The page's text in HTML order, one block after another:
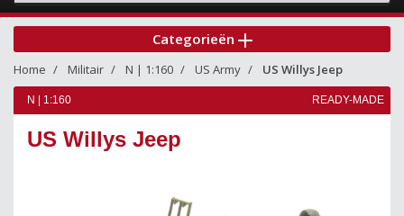
Categorieën
Home Militair N | 1:160 US Army US Willys Jeep
N | 1:160 READY-MADE
US Willys Jeep